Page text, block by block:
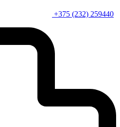
+375 (232) 259440